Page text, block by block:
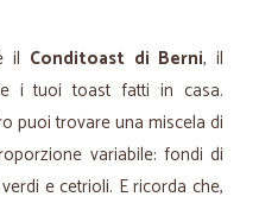
il Conditoast di Berni, il
i tuoi toast fatti in casa.
puoi trovare una miscela di
variabile: fondi di
e cetrioli. E ricorda che,